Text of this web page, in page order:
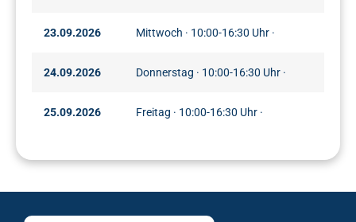
23.09.2026 Mittwoch · 10:00-16:30 Uhr ·
24.09.2026 Donnerstag · 10:00-16:30 Uhr ·
25.09.2026 Freitag · 10:00-16:30 Uhr ·